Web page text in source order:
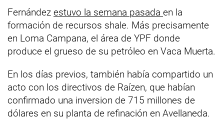
Fernández estuvo la semana pasada en la
formación de recursos shale. Más precisamente
en Loma Campana, el área de YPF donde
produce el grueso de su petróleo en Vaca Muerta.
En los días previos, también había compartido un
acto con los directivos de Raízen, que habían
confirmado una inversion de 715 millones de
dólares en su planta de refinación en Avellaneda.